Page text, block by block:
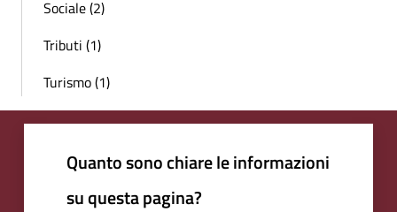
Sociale (2)
Tributi (1)
Turismo (1)
Quanto sono chiare le informazioni
su questa pagina?